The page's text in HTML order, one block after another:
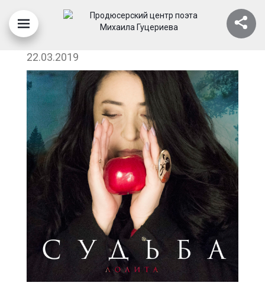
ЛОЛИТА - СУДЬБА
22.03.2019